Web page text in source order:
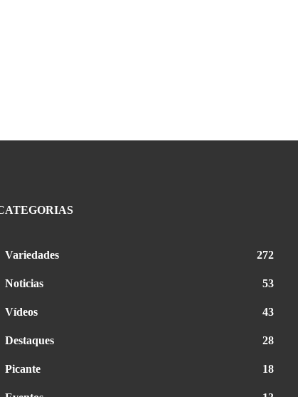
Variedades 272
Noticias 53
Vídeos 43
Destaques 28
Picante 18